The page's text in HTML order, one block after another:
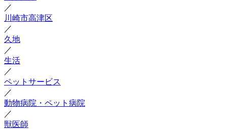
／
川崎市高津区
／
久地
／
生活
／
ペットサービス
／
動物病院・ペット病院
／
獣医師